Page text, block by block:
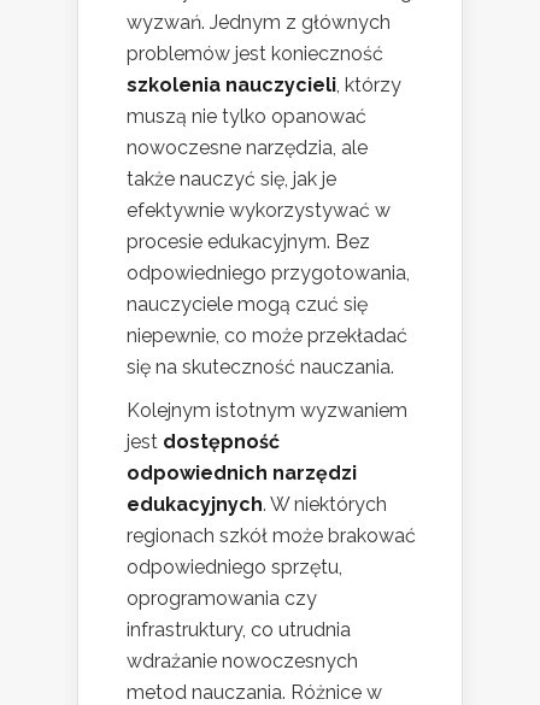
wyzwań. Jednym z głównych
problemów jest konieczność
szkolenia nauczycieli, którzy
muszą nie tylko opanować
nowoczesne narzędzia, ale
także nauczyć się, jak je
efektywnie wykorzystywać w
procesie edukacyjnym. Bez
odpowiedniego przygotowania,
nauczyciele mogą czuć się
niepewnie, co może przekładać
się na skuteczność nauczania.
Kolejnym istotnym wyzwaniem
jest dostępność
odpowiednich narzędzi
edukacyjnych. W niektórych
regionach szkół może brakować
odpowiedniego sprzętu,
oprogramowania czy
infrastruktury, co utrudnia
wdrażanie nowoczesnych
metod nauczania. Różnice w